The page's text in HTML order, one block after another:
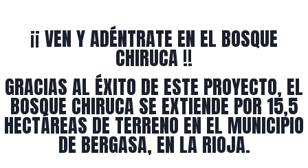
¡¡ VEN Y ADÉNTRATE EN EL BOSQUE
CHIRUCA !!
GRACIAS AL ÉXITO DE ESTE PROYECTO, EL
BOSQUE CHIRUCA SE EXTIENDE POR 15,5
HECTÁREAS DE TERRENO EN EL MUNICIPIO
DE BERGASA, EN LA RIOJA.